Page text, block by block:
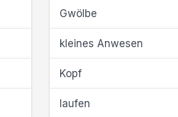
Gwölbe
kleines Anwesen
Kopf
laufen